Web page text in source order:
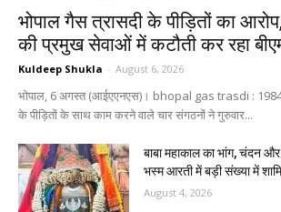
भोपाल गैस त्रासदी के पीड़ितों का
की प्रमुख सेवाओं में कटौती कर रहा
Kuldeep Shukla - August 6, 2026
भोपाल, 6 अगस्त (आईएएनएस)। bhopal gas trasdi : 1984
के पीड़ितों के साथ काम करने वाले चार संगठनों ने गुरुवार...
बाबा महाकाल का भांग, चंदन
भस्म आरती में बड़ी संख्या में
August 4, 2026